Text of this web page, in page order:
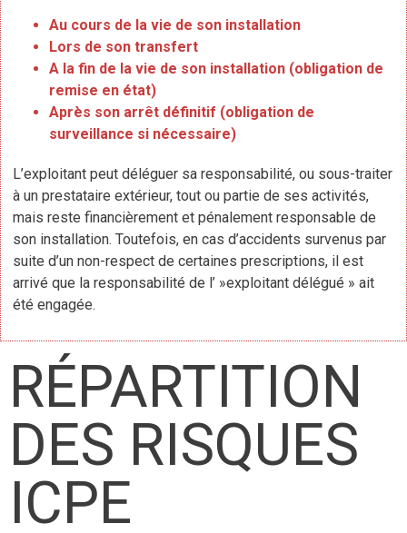
Au cours de la vie de son installation
Lors de son transfert
A la fin de la vie de son installation (obligation de
remise en état)
Après son arrêt définitif (obligation de
surveillance si nécessaire)
L’exploitant peut déléguer sa responsabilité, ou sous-traiter
à un prestataire extérieur, tout ou partie de ses activités,
mais reste financièrement et pénalement responsable de
son installation. Toutefois, en cas d’accidents survenus par
suite d’un non-respect de certaines prescriptions, il est
arrivé que la responsabilité de l’ »exploitant délégué » ait
été engagée.
RÉPARTITION
DES RISQUES
ICPE